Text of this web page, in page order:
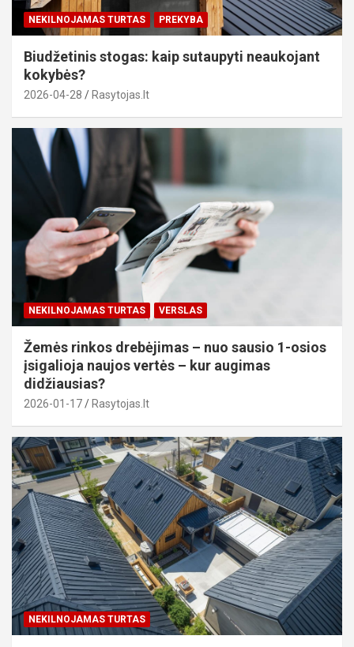
NEKILNOJAMAS TURTAS PREKYBA
Biudžetinis stogas: kaip sutaupyti neaukojant
kokybės?
2026-04-28 Rasytojas.lt
NEKILNOJAMAS TURTAS VERSLAS
Žemės rinkos drebėjimas – nuo sausio 1-osios
įsigalioja naujos vertės – kur augimas
didžiausias?
2026-01-17 Rasytojas.lt
NEKILNOJAMAS TURTAS